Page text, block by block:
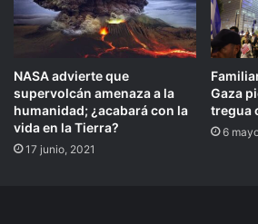
NASA advierte que
supervolcán amenaza a la
humanidad; ¿acabará con la
vida en la Tierra?
17 junio, 2021
Gaza
tregua
6